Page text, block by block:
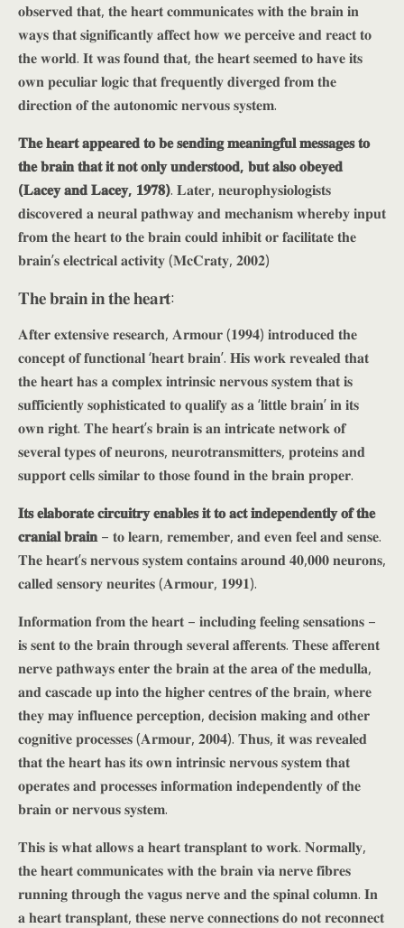
𝐨𝐛𝐬𝐞𝐫𝐯𝐞𝐝 𝐭𝐡𝐚𝐭, 𝐭𝐡𝐞 𝐡𝐞𝐚𝐫𝐭 𝐜𝐨𝐦𝐦𝐮𝐧𝐢𝐜𝐚𝐭𝐞𝐬 𝐰𝐢𝐭𝐡 𝐭𝐡𝐞 𝐛𝐫𝐚𝐢𝐧 𝐢𝐧
𝐰𝐚𝐲𝐬 𝐭𝐡𝐚𝐭 𝐬𝐢𝐠𝐧𝐢𝐟𝐢𝐜𝐚𝐧𝐭𝐥𝐲 𝐚𝐟𝐟𝐞𝐜𝐭 𝐡𝐨𝐰 𝐰𝐞 𝐩𝐞𝐫𝐜𝐞𝐢𝐯𝐞 𝐚𝐧𝐝 𝐫𝐞𝐚𝐜𝐭 𝐭𝐨
𝐭𝐡𝐞 𝐰𝐨𝐫𝐥𝐝. 𝐈𝐭 𝐰𝐚𝐬 𝐟𝐨𝐮𝐧𝐝 𝐭𝐡𝐚𝐭, 𝐭𝐡𝐞 𝐡𝐞𝐚𝐫𝐭 𝐬𝐞𝐞𝐦𝐞𝐝 𝐭𝐨 𝐡𝐚𝐯𝐞 𝐢𝐭𝐬
𝐨𝐰𝐧 𝐩𝐞𝐜𝐮𝐥𝐢𝐚𝐫 𝐥𝐨𝐠𝐢𝐜 𝐭𝐡𝐚𝐭 𝐟𝐫𝐞𝐪𝐮𝐞𝐧𝐭𝐥𝐲 𝐝𝐢𝐯𝐞𝐫𝐠𝐞𝐝 𝐟𝐫𝐨𝐦 𝐭𝐡𝐞
𝐝𝐢𝐫𝐞𝐜𝐭𝐢𝐨𝐧 𝐨𝐟 𝐭𝐡𝐞 𝐚𝐮𝐭𝐨𝐧𝐨𝐦𝐢𝐜 𝐧𝐞𝐫𝐯𝐨𝐮𝐬 𝐬𝐲𝐬𝐭𝐞𝐦.
𝐓𝐡𝐞 𝐡𝐞𝐚𝐫𝐭 𝐚𝐩𝐩𝐞𝐚𝐫𝐞𝐝 𝐭𝐨 𝐛𝐞 𝐬𝐞𝐧𝐝𝐢𝐧𝐠 𝐦𝐞𝐚𝐧𝐢𝐧𝐠𝐟𝐮𝐥 𝐦𝐞𝐬𝐬𝐚𝐠𝐞𝐬 𝐭𝐨
𝐭𝐡𝐞 𝐛𝐫𝐚𝐢𝐧 𝐭𝐡𝐚𝐭 𝐢𝐭 𝐧𝐨𝐭 𝐨𝐧𝐥𝐲 𝐮𝐧𝐝𝐞𝐫𝐬𝐭𝐨𝐨𝐝, 𝐛𝐮𝐭 𝐚𝐥𝐬𝐨 𝐨𝐛𝐞𝐲𝐞𝐝
(𝐋𝐚𝐜𝐞𝐲 𝐚𝐧𝐝 𝐋𝐚𝐜𝐞𝐲, 𝟏𝟗𝟕𝟖). 𝐋𝐚𝐭𝐞𝐫, 𝐧𝐞𝐮𝐫𝐨𝐩𝐡𝐲𝐬𝐢𝐨𝐥𝐨𝐠𝐢𝐬𝐭𝐬
𝐝𝐢𝐬𝐜𝐨𝐯𝐞𝐫𝐞𝐝 𝐚 𝐧𝐞𝐮𝐫𝐚𝐥 𝐩𝐚𝐭𝐡𝐰𝐚𝐲 𝐚𝐧𝐝 𝐦𝐞𝐜𝐡𝐚𝐧𝐢𝐬𝐦 𝐰𝐡𝐞𝐫𝐞𝐛𝐲 𝐢𝐧𝐩𝐮𝐭
𝐟𝐫𝐨𝐦 𝐭𝐡𝐞 𝐡𝐞𝐚𝐫𝐭 𝐭𝐨 𝐭𝐡𝐞 𝐛𝐫𝐚𝐢𝐧 𝐜𝐨𝐮𝐥𝐝 𝐢𝐧𝐡𝐢𝐛𝐢𝐭 𝐨𝐫 𝐟𝐚𝐜𝐢𝐥𝐢𝐭𝐚𝐭𝐞 𝐭𝐡𝐞
𝐛𝐫𝐚𝐢𝐧’𝐬 𝐞𝐥𝐞𝐜𝐭𝐫𝐢𝐜𝐚𝐥 𝐚𝐜𝐭𝐢𝐯𝐢𝐭𝐲 (𝐌𝐜𝐂𝐫𝐚𝐭𝐲, 𝟐𝟎𝟎𝟐)
𝐓𝐡𝐞 𝐛𝐫𝐚𝐢𝐧 𝐢𝐧 𝐭𝐡𝐞 𝐡𝐞𝐚𝐫𝐭:
𝐀𝐟𝐭𝐞𝐫 𝐞𝐱𝐭𝐞𝐧𝐬𝐢𝐯𝐞 𝐫𝐞𝐬𝐞𝐚𝐫𝐜𝐡, 𝐀𝐫𝐦𝐨𝐮𝐫 (𝟏𝟗𝟗𝟒) 𝐢𝐧𝐭𝐫𝐨𝐝𝐮𝐜𝐞𝐝 𝐭𝐡𝐞
𝐜𝐨𝐧𝐜𝐞𝐩𝐭 𝐨𝐟 𝐟𝐮𝐧𝐜𝐭𝐢𝐨𝐧𝐚𝐥 ‘𝐡𝐞𝐚𝐫𝐭 𝐛𝐫𝐚𝐢𝐧’. 𝐇𝐢𝐬 𝐰𝐨𝐫𝐤 𝐫𝐞𝐯𝐞𝐚𝐥𝐞𝐝 𝐭𝐡𝐚𝐭
𝐭𝐡𝐞 𝐡𝐞𝐚𝐫𝐭 𝐡𝐚𝐬 𝐚 𝐜𝐨𝐦𝐩𝐥𝐞𝐱 𝐢𝐧𝐭𝐫𝐢𝐧𝐬𝐢𝐜 𝐧𝐞𝐫𝐯𝐨𝐮𝐬 𝐬𝐲𝐬𝐭𝐞𝐦 𝐭𝐡𝐚𝐭 𝐢𝐬
𝐬𝐮𝐟𝐟𝐢𝐜𝐢𝐞𝐧𝐭𝐥𝐲 𝐬𝐨𝐩𝐡𝐢𝐬𝐭𝐢𝐜𝐚𝐭𝐞𝐝 𝐭𝐨 𝐪𝐮𝐚𝐥𝐢𝐟𝐲 𝐚𝐬 𝐚 ‘𝐥𝐢𝐭𝐭𝐥𝐞 𝐛𝐫𝐚𝐢𝐧’ 𝐢𝐧 𝐢𝐭𝐬
𝐨𝐰𝐧 𝐫𝐢𝐠𝐡𝐭. 𝐓𝐡𝐞 𝐡𝐞𝐚𝐫𝐭’𝐬 𝐛𝐫𝐚𝐢𝐧 𝐢𝐬 𝐚𝐧 𝐢𝐧𝐭𝐫𝐢𝐜𝐚𝐭𝐞 𝐧𝐞𝐭𝐰𝐨𝐫𝐤 𝐨𝐟
𝐬𝐞𝐯𝐞𝐫𝐚𝐥 𝐭𝐲𝐩𝐞𝐬 𝐨𝐟 𝐧𝐞𝐮𝐫𝐨𝐧𝐬, 𝐧𝐞𝐮𝐫𝐨𝐭𝐫𝐚𝐧𝐬𝐦𝐢𝐭𝐭𝐞𝐫𝐬, 𝐩𝐫𝐨𝐭𝐞𝐢𝐧𝐬 𝐚𝐧𝐝
𝐬𝐮𝐩𝐩𝐨𝐫𝐭 𝐜𝐞𝐥𝐥𝐬 𝐬𝐢𝐦𝐢𝐥𝐚𝐫 𝐭𝐨 𝐭𝐡𝐨𝐬𝐞 𝐟𝐨𝐮𝐧𝐝 𝐢𝐧 𝐭𝐡𝐞 𝐛𝐫𝐚𝐢𝐧 𝐩𝐫𝐨𝐩𝐞𝐫.
𝐈𝐭𝐬 𝐞𝐥𝐚𝐛𝐨𝐫𝐚𝐭𝐞 𝐜𝐢𝐫𝐜𝐮𝐢𝐭𝐫𝐲 𝐞𝐧𝐚𝐛𝐥𝐞𝐬 𝐢𝐭 𝐭𝐨 𝐚𝐜𝐭 𝐢𝐧𝐝𝐞𝐩𝐞𝐧𝐝𝐞𝐧𝐭𝐥𝐲 𝐨𝐟 𝐭𝐡𝐞
𝐜𝐫𝐚𝐧𝐢𝐚𝐥 𝐛𝐫𝐚𝐢𝐧– 𝐭𝐨 𝐥𝐞𝐚𝐫𝐧, 𝐫𝐞𝐦𝐞𝐦𝐛𝐞𝐫, 𝐚𝐧𝐝 𝐞𝐯𝐞𝐧 𝐟𝐞𝐞𝐥 𝐚𝐧𝐝 𝐬𝐞𝐧𝐬𝐞.
𝐓𝐡𝐞 𝐡𝐞𝐚𝐫𝐭’𝐬 𝐧𝐞𝐫𝐯𝐨𝐮𝐬 𝐬𝐲𝐬𝐭𝐞𝐦 𝐜𝐨𝐧𝐭𝐚𝐢𝐧𝐬 𝐚𝐫𝐨𝐮𝐧𝐝 𝟒𝟎,𝟎𝟎𝟎 𝐧𝐞𝐮𝐫𝐨𝐧𝐬,
𝐜𝐚𝐥𝐥𝐞𝐝 𝐬𝐞𝐧𝐬𝐨𝐫𝐲 𝐧𝐞𝐮𝐫𝐢𝐭𝐞𝐬 (𝐀𝐫𝐦𝐨𝐮𝐫, 𝟏𝟗𝟗𝟏).
𝐈𝐧𝐟𝐨𝐫𝐦𝐚𝐭𝐢𝐨𝐧 𝐟𝐫𝐨𝐦 𝐭𝐡𝐞 𝐡𝐞𝐚𝐫𝐭 – 𝐢𝐧𝐜𝐥𝐮𝐝𝐢𝐧𝐠 𝐟𝐞𝐞𝐥𝐢𝐧𝐠 𝐬𝐞𝐧𝐬𝐚𝐭𝐢𝐨𝐧𝐬 –
𝐢𝐬 𝐬𝐞𝐧𝐭 𝐭𝐨 𝐭𝐡𝐞 𝐛𝐫𝐚𝐢𝐧 𝐭𝐡𝐫𝐨𝐮𝐠𝐡 𝐬𝐞𝐯𝐞𝐫𝐚𝐥 𝐚𝐟𝐟𝐞𝐫𝐞𝐧𝐭𝐬. 𝐓𝐡𝐞𝐬𝐞 𝐚𝐟𝐟𝐞𝐫𝐞𝐧𝐭
𝐧𝐞𝐫𝐯𝐞 𝐩𝐚𝐭𝐡𝐰𝐚𝐲𝐬 𝐞𝐧𝐭𝐞𝐫 𝐭𝐡𝐞 𝐛𝐫𝐚𝐢𝐧 𝐚𝐭 𝐭𝐡𝐞 𝐚𝐫𝐞𝐚 𝐨𝐟 𝐭𝐡𝐞 𝐦𝐞𝐝𝐮𝐥𝐥𝐚,
𝐚𝐧𝐝 𝐜𝐚𝐬𝐜𝐚𝐝𝐞 𝐮𝐩 𝐢𝐧𝐭𝐨 𝐭𝐡𝐞 𝐡𝐢𝐠𝐡𝐞𝐫 𝐜𝐞𝐧𝐭𝐫𝐞𝐬 𝐨𝐟 𝐭𝐡𝐞 𝐛𝐫𝐚𝐢𝐧, 𝐰𝐡𝐞𝐫𝐞
𝐭𝐡𝐞𝐲 𝐦𝐚𝐲 𝐢𝐧𝐟𝐥𝐮𝐞𝐧𝐜𝐞 𝐩𝐞𝐫𝐜𝐞𝐩𝐭𝐢𝐨𝐧, 𝐝𝐞𝐜𝐢𝐬𝐢𝐨𝐧 𝐦𝐚𝐤𝐢𝐧𝐠 𝐚𝐧𝐝 𝐨𝐭𝐡𝐞𝐫
𝐜𝐨𝐠𝐧𝐢𝐭𝐢𝐯𝐞 𝐩𝐫𝐨𝐜𝐞𝐬𝐬𝐞𝐬 (𝐀𝐫𝐦𝐨𝐮𝐫, 𝟐𝟎𝟎𝟒). 𝐓𝐡𝐮𝐬, 𝐢𝐭 𝐰𝐚𝐬 𝐫𝐞𝐯𝐞𝐚𝐥𝐞𝐝
𝐭𝐡𝐚𝐭 𝐭𝐡𝐞 𝐡𝐞𝐚𝐫𝐭 𝐡𝐚𝐬 𝐢𝐭𝐬 𝐨𝐰𝐧 𝐢𝐧𝐭𝐫𝐢𝐧𝐬𝐢𝐜 𝐧𝐞𝐫𝐯𝐨𝐮𝐬 𝐬𝐲𝐬𝐭𝐞𝐦 𝐭𝐡𝐚𝐭
𝐨𝐩𝐞𝐫𝐚𝐭𝐞𝐬 𝐚𝐧𝐝 𝐩𝐫𝐨𝐜𝐞𝐬𝐬𝐞𝐬 𝐢𝐧𝐟𝐨𝐫𝐦𝐚𝐭𝐢𝐨𝐧 𝐢𝐧𝐝𝐞𝐩𝐞𝐧𝐝𝐞𝐧𝐭𝐥𝐲 𝐨𝐟 𝐭𝐡𝐞
𝐛𝐫𝐚𝐢𝐧 𝐨𝐫 𝐧𝐞𝐫𝐯𝐨𝐮𝐬 𝐬𝐲𝐬𝐭𝐞𝐦.
𝐓𝐡𝐢𝐬 𝐢𝐬 𝐰𝐡𝐚𝐭 𝐚𝐥𝐥𝐨𝐰𝐬 𝐚 𝐡𝐞𝐚𝐫𝐭 𝐭𝐫𝐚𝐧𝐬𝐩𝐥𝐚𝐧𝐭 𝐭𝐨 𝐰𝐨𝐫𝐤. 𝐍𝐨𝐫𝐦𝐚𝐥𝐥𝐲,
𝐭𝐡𝐞 𝐡𝐞𝐚𝐫𝐭 𝐜𝐨𝐦𝐦𝐮𝐧𝐢𝐜𝐚𝐭𝐞𝐬 𝐰𝐢𝐭𝐡 𝐭𝐡𝐞 𝐛𝐫𝐚𝐢𝐧 𝐯𝐢𝐚 𝐧𝐞𝐫𝐯𝐞 𝐟𝐢𝐛𝐫𝐞𝐬
𝐫𝐮𝐧𝐧𝐢𝐧𝐠 𝐭𝐡𝐫𝐨𝐮𝐠𝐡 𝐭𝐡𝐞 𝐯𝐚𝐠𝐮𝐬 𝐧𝐞𝐫𝐯𝐞 𝐚𝐧𝐝 𝐭𝐡𝐞 𝐬𝐩𝐢𝐧𝐚𝐥 𝐜𝐨𝐥𝐮𝐦𝐧. 𝐈𝐧
𝐚 𝐡𝐞𝐚𝐫𝐭 𝐭𝐫𝐚𝐧𝐬𝐩𝐥𝐚𝐧𝐭, 𝐭𝐡𝐞𝐬𝐞 𝐧𝐞𝐫𝐯𝐞 𝐜𝐨𝐧𝐧𝐞𝐜𝐭𝐢𝐨𝐧𝐬 𝐝𝐨 𝐧𝐨𝐭 𝐫𝐞𝐜𝐨𝐧𝐧𝐞𝐜𝐭